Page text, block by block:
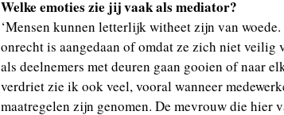
Welke emoties zie jij vaak als mediator?
‘Mensen kunnen letterlijk witheet zijn van
onrecht is aangedaan of omdat ze zich niet veilig
als deelnemers met deuren gaan gooien of naar
verdriet zie ik ook veel, vooral wanneer
maatregelen zijn genomen. De mevrouw die hier